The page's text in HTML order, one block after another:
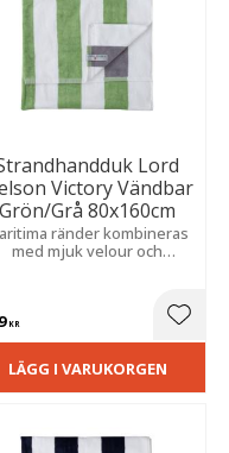
favoriter
Lord
Victory Vändbar
Grön/Grå 80x160cm
ränder kombineras
med mjuk velour och
KR
LÄGG I VARUKORGEN